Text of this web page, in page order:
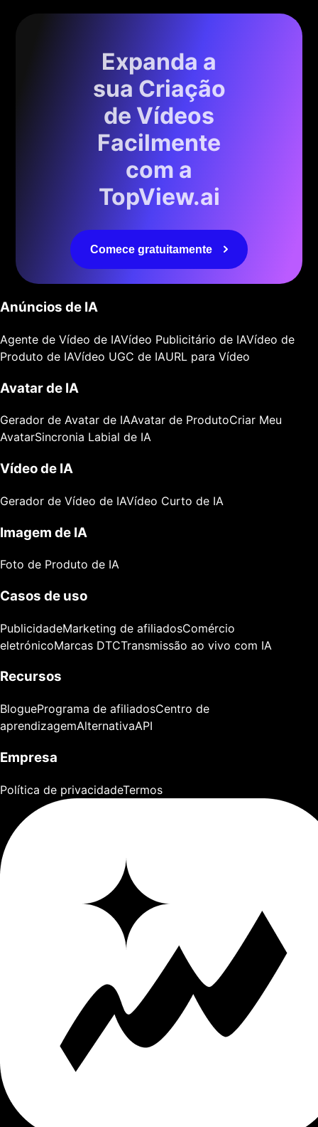
Expanda a
sua Criação
de Vídeos
Facilmente
com a
TopView.ai
Comece gratuitamente
Anúncios de IA
Agente de Vídeo de IAVídeo Publicitário de IAVídeo de
Produto de IAVídeo UGC de IAURL para Vídeo
Avatar de IA
Gerador de Avatar de IAAvatar de ProdutoCriar Meu
AvatarSincronia Labial de IA
Vídeo de IA
Gerador de Vídeo de IAVídeo Curto de IA
Imagem de IA
Foto de Produto de IA
Casos de uso
PublicidadeMarketing de afiliadosComércio
eletrónicoMarcas DTCTransmissão ao vivo com IA
Recursos
BloguePrograma de afiliadosCentro de
aprendizagemAlternativaAPI
Empresa
Política de privacidadeTermos